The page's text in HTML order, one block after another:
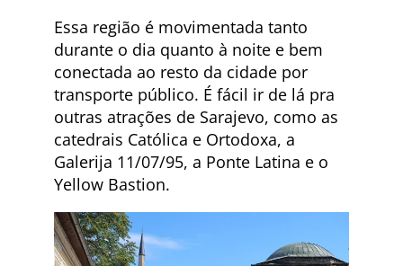
Essa região é movimentada tanto
durante o dia quanto à noite e bem
conectada ao resto da cidade por
transporte público. É fácil ir de lá pra
outras atrações de Sarajevo, como as
catedrais Católica e Ortodoxa, a
Galerija 11/07/95, a Ponte Latina e o
Yellow Bastion.